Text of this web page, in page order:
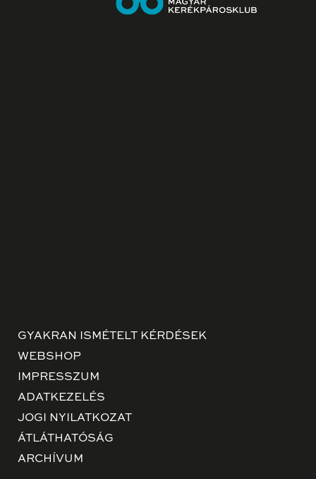
GYAKRAN ISMÉTELT KÉRDÉSEK
WEBSHOP
IMPRESSZUM
ADATKEZELÉS
JOGI NYILATKOZAT
ÁTLÁTHATÓSÁG
ARCHÍVUM